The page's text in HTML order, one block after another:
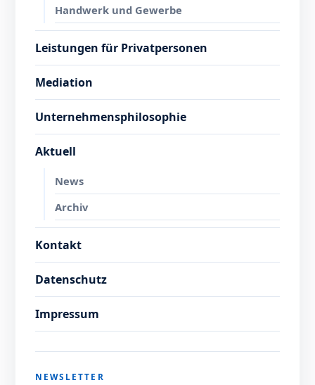
Handwerk und Gewerbe
Leistungen für Privatpersonen
Mediation
Unternehmensphilosophie
Aktuell
News
Archiv
Kontakt
Datenschutz
Impressum
NEWSLETTER